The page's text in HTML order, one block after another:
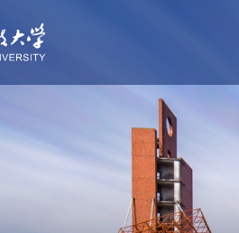
科学研究
科技概况
杭电学报